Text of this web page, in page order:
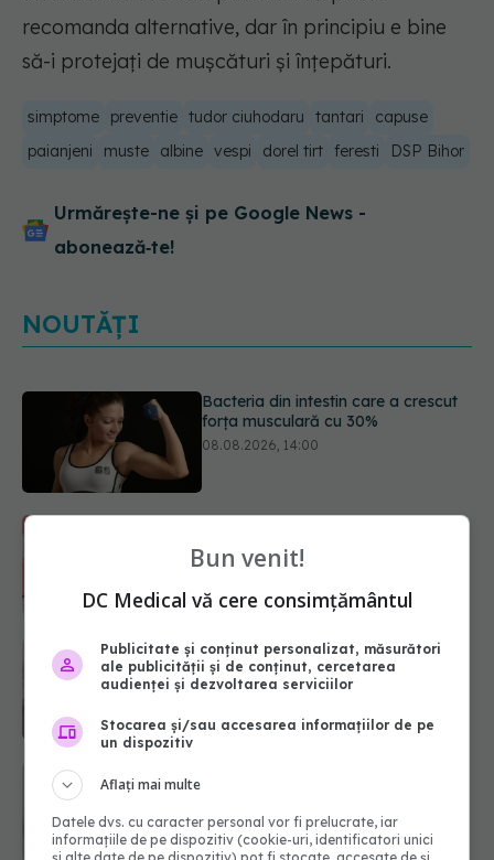
recomanda alternative, dar în principiu e bine
să-i protejați de mușcături și înțepături.
simptome preventie tudor ciuhodaru tantari
capuse
paianjeni
muste albine vespi dorel tirt feresti DSP Bihor
Urmărește-ne și pe Google News -
abonează‑te!
NOUTĂȚI
5 mituri despre menstruație pe care
să nu le mai crezi
08.08.2026, 13:00
decide sănătatea creierului pentru
întreaga viață
08.08.2026, 12:00
Analiza de sânge AST (SGOT): ce
înseamnă rezultatele și când sunt un
semnal de alarmă
să nu te ștergi imediat
08.08.2026, 10:37
Bun venit!
DC Medical vă cere consimțământul
Publicitate și conținut personalizat, măsurători
ale publicității și de conținut, cercetarea
audienței și dezvoltarea serviciilor
Stocarea și/sau accesarea informațiilor de pe
un dispozitiv
Aflați mai multe
Datele dvs. cu caracter personal vor fi prelucrate, iar
informațiile de pe dispozitiv (cookie-uri, identificatori unici